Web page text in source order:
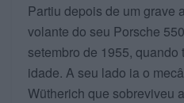
Partiu depois de um grave
volante do seu Porsche
setembro de 1955,
idade. A seu lado ia o
Wütherich que sobreviveu